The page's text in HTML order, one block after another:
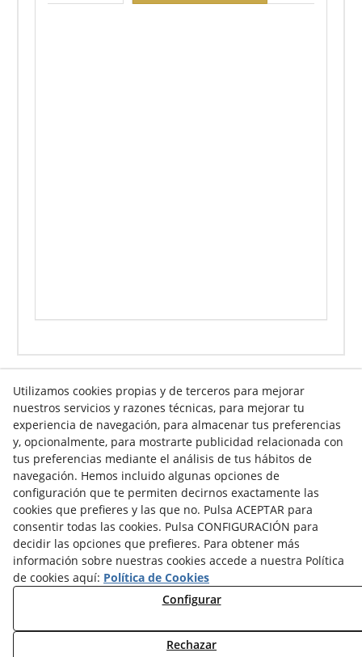
Info venta online
Contacto
Av. Tarragona, s/n
25300 Tàrrega(Lleida)España
973 310 732
carviresa@carviresa.com
Utilizamos cookies propias y de terceros para mejorar
nuestros servicios y razones técnicas, para mejorar tu
experiencia de navegación, para almacenar tus preferencias
y, opcionalmente, para mostrarte publicidad relacionada con
tus preferencias mediante el análisis de tus hábitos de
navegación. Hemos incluido algunas opciones de
configuración que te permiten decirnos exactamente las
cookies que prefieres y las que no. Pulsa ACEPTAR para
consentir todas las cookies. Pulsa CONFIGURACIÓN para
decidir las opciones que prefieres. Para obtener más
información sobre nuestras cookies accede a nuestra Política
de cookies aquí: Política de Cookies
Configurar
Rechazar